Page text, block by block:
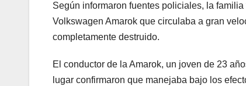
Según informaron fuentes policiales, la
Volkswagen Amarok que circulaba a gran
completamente destruido.
El conductor de la Amarok, un joven de 23
lugar confirmaron que manejaba bajo los